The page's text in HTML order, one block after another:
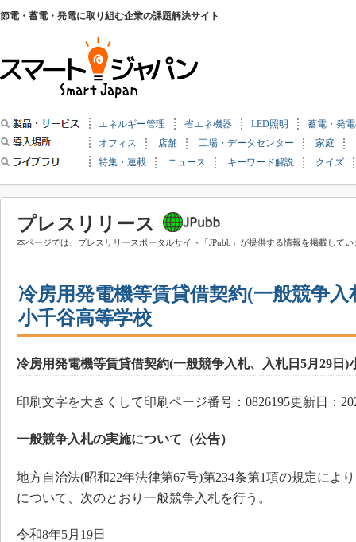
節電・蓄電・発電に取り組む企業の課題解決サイト
エネルギー管理 省エネ機器 LED照明
蓄電・発
オフィス
店舗 工場・データセンター
家庭
特集・連載
ニュース キーワード解説 クイズ
プレスリリース
本ページでは、プレスリリースポータルサイト「JPubb」が提供する情報を掲載してい
冷房用発電機等賃貸借契約(一般競争入
小千谷高等学校
冷房用発電機等賃貸借契約(一般競争入札、入札日5月29日)
印刷文字を大きくして印刷ページ番号：0826195更新日：
一般競争入札の実施について（公告）
地方自治法(昭和22年法律第67号)第234条第1項の規定によ
について、次のとおり一般競争入札を行う。
令和8年5月19日